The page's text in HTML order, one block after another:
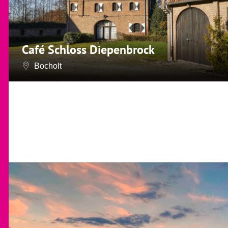
Café Schloss Diepenbrock
Bocholt